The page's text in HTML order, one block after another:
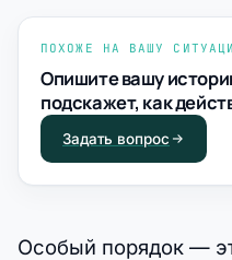
ПОХОЖЕ НА ВАШУ
Опишите вашу
подскажет, как
Задать вопрос
Особый порядок —